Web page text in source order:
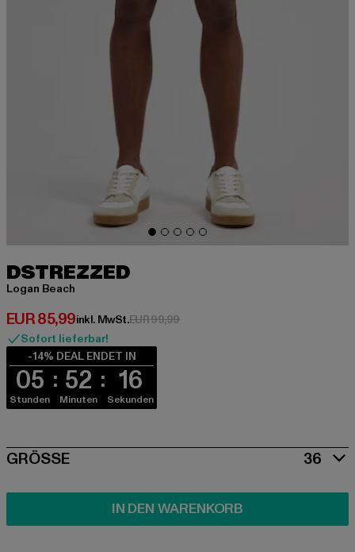
DSTREZZED
Logan Beach
EUR 85,99
Derzeitiger Preis: EUR 85,99
inkl. MwSt.EUR 99,99Aktionspreis: EUR 99,99
Sofort lieferbar!
-14% DEAL ENDET IN
05
Stunden
52
Minuten
16
Sekunden
SIZE
GRÖSSE 36
IN DEN WARENKORB